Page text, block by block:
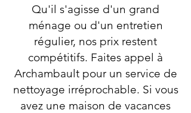
Qu'il s'agisse d'un grand
ménage ou d'un entretien
régulier, nos prix restent
compétitifs. Faites appel à
Archambault pour un service de
nettoyage irréprochable. Si vous
avez une maison de vacances